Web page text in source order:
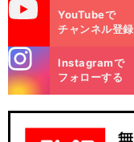
YouTubeで
チャンネル登録
m
Instagramで
フォローする